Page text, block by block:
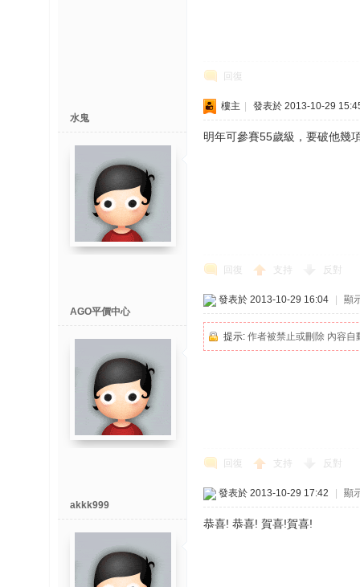
回復
水鬼
樓主 發表於 2013-10-29
明年可參賽55歲級，要破他幾
回復 支持 反對
AGO平價中心
發表於 2013-10-29 16:04 顯
提示: 作者被禁止或刪除 內容自
回復 支持 反對
akkk999
發表於 2013-10-29 17:42 顯
恭喜! 恭喜! 賀喜!賀喜!